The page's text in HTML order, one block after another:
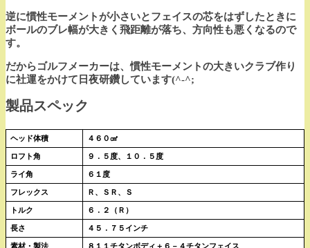
逆に慣性モーメントが小さいとフェイスの芯をはずしたときに
ボールのブレ幅が大きく飛距離が落ち、方向性も悪くなるので
す。
だからゴルフメーカーは、慣性モーメントの大きいクラブ作り
に社運をかけて日夜研鑽しています(^-^;
製品スペック
ヘッド体積 ４６０㎤
ロフト角 ９．５度、１０．５度
ライ角 ６１度
フレックス Ｒ、ＳＲ、Ｓ
トルク ６．２（Ｒ）
長さ ４５．７５インチ
素材・製法 ８１１チタンボディ＋６－４チタンフェイス